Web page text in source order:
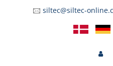
🖂 siltec@siltec-